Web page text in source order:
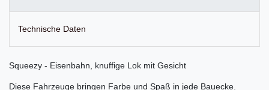
Technische Daten
Squeezy - Eisenbahn, knuffige Lok mit Gesicht
Diese Fahrzeuge bringen Farbe und Spaß in jede Bauecke.